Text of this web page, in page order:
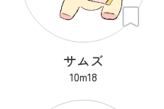
サムズ
10m18